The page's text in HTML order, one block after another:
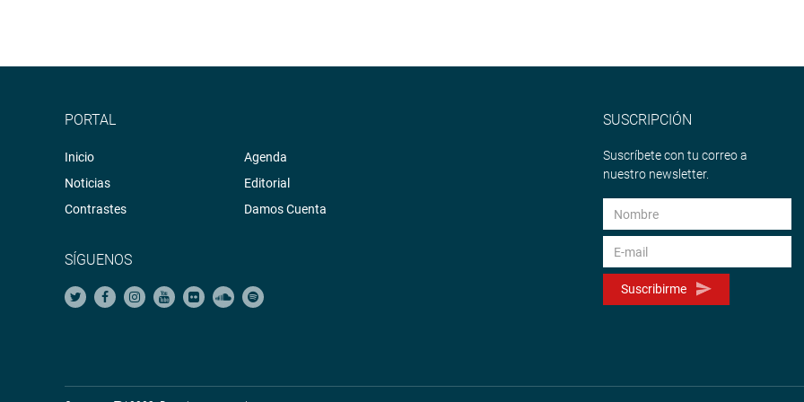
PORTAL
Inicio
Noticias
Contrastes
Agenda
Editorial
Damos Cuenta
SÍGUENOS
SUSCRIPCIÓN
Suscríbete con tu correo a
nuestro newsletter.
Suscribirme